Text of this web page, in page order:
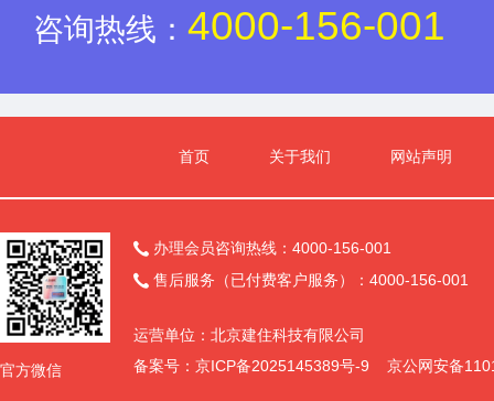
咨询热线： 4000-156-001
首页 关于我们 网站声明
官方微信
 办理会员咨询热线：4000-156-001
 售后服务（已付费客户服务）：4000-156-001
运营单位：北京建住科技有限公司
备案号： 京ICP备2025145389号-9 京公网安备